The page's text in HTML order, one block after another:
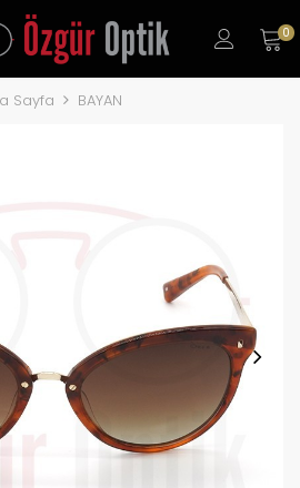
0
Sayfa BAYAN